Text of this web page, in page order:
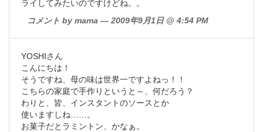
ライしてみたいのですけどね。。
コメント by mama — 2009年9月1日 @ 4:54 PM
YOSHIさん
こんにちは！
そうですね、母の味は世界一ですよねっ！！
こちらの家庭で手作りというと～、何だろう？
わりと、皆、インスタントのソースとか
使いますしね……。
お菓子だとラミントン、かなぁ。